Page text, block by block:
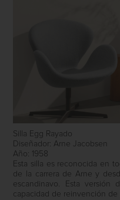
Silla Egg Rayado
Diseñador: Arne Jacobsen
Año: 1958
Esta silla es reconocida en
de la carrera de Arne y
escandinavo. Esta versión
capacidad de reinvención de